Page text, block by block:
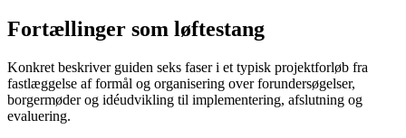
Fortællinger som løftestang
Konkret beskriver guiden seks faser i et typisk projektforløb fra
fastlæggelse af formål og organisering over forundersøgelser,
borgermøder og idéudvikling til implementering, afslutning og
evaluering.